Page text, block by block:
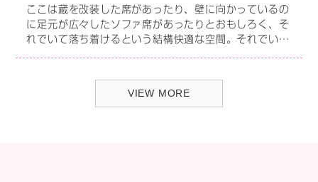
ここは蔵を改装した席があったり、壁に向かっているの
に足元が広々したソファ席があったりとおもしろく、そ
れでいて落ち着けるという結構快適な空間。それでいて
VIEW MORE